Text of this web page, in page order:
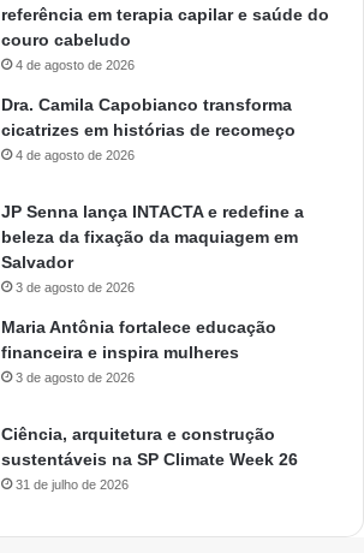
referência em terapia capilar e saúde do
couro cabeludo
4 de agosto de 2026
Dra. Camila Capobianco transforma
cicatrizes em histórias de recomeço
4 de agosto de 2026
JP Senna lança INTACTA e redefine a
beleza da fixação da maquiagem em
Salvador
3 de agosto de 2026
Maria Antônia fortalece educação
financeira e inspira mulheres
3 de agosto de 2026
Ciência, arquitetura e construção
sustentáveis na SP Climate Week 26
31 de julho de 2026